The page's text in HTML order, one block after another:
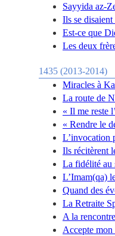
Sayyida az-
Ils se
Est-ce que
Les deux
1435 (2013-2014)
Miracles à
La route de
« Il me reste
« Rendre le
L’invocation
Ils récitèrent
La fidélité au
L’Imam(qa)
Quand des
La Retraite
A la
Accepte